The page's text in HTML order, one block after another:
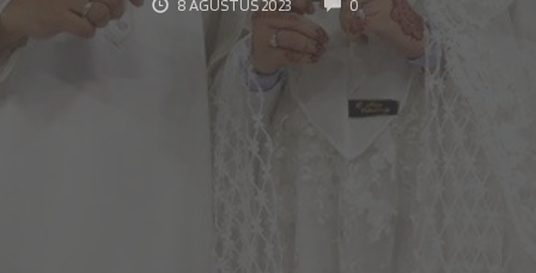
8 AGUSTUS 2023 0